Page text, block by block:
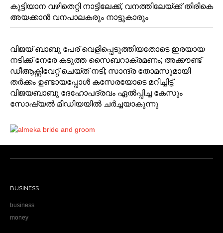
കുട്ടിയാന വഴിതെറ്റി നാട്ടിലേക്ക്, വനത്തിലേയ്ക്ക് തിരികെ
അയക്കാൻ വനപാലകരും നാട്ടുകാരും
വിജയ്‌ ബാബു പേര് വെളിപ്പെടുത്തിയതോടെ ഇരയായ
നടിക്ക് നേരേ കടുത്ത സൈബറാക്രമണം; അക്കൗണ്ട്‌
ഡീആക്റ്റിവേറ്റ് ചെയ്ത് നടി; സാന്ദ്ര തോമസുമായി
തര്‍ക്കം ഉണ്ടായപ്പോള്‍ കസേരയോടെ മറിച്ചിട്ട്
വിജയബാബു ദേഹോപദ്രവം ഏല്‍പ്പിച്ച കേസും
സോഷ്യല്‍ മീഡിയയില്‍ ചര്‍ച്ചയാകുന്നു
BUSINESS
business
money